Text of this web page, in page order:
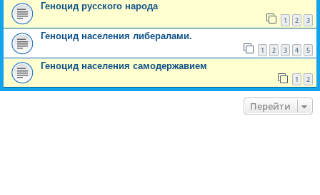
Геноцид русского народа
1 2 3
Геноцид населения либералами.
1 2 3 4 5
Геноцид населения самодержавием
1 2
Перейти